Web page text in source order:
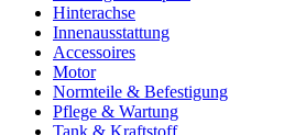
Hinterachse
Innenausstattung
Accessoires
Motor
Normteile & Befestigung
Pflege & Wartung
Tank & Kraftstoff